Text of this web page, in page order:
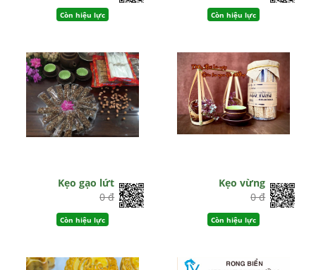
Còn hiệu lực Còn hiệu lực
Kẹo gạo lứt
0 đ
Còn hiệu lực
Kẹo vừng
0 đ
Còn hiệu lực